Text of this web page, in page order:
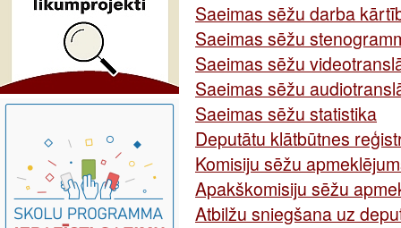
Saeimas sēžu darba
Saeimas sēžu
Saeimas sēžu
Saeimas sēžu
Saeimas sēžu statistika
Deputātu klātbūtnes
Komisiju sēžu
Apakškomisiju sēžu
Atbilžu sniegšana uz